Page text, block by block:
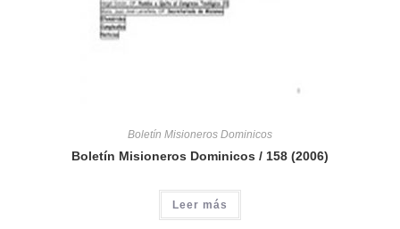
Boletín Misioneros Dominicos
Boletín Misioneros Dominicos / 158 (2006)
Leer más